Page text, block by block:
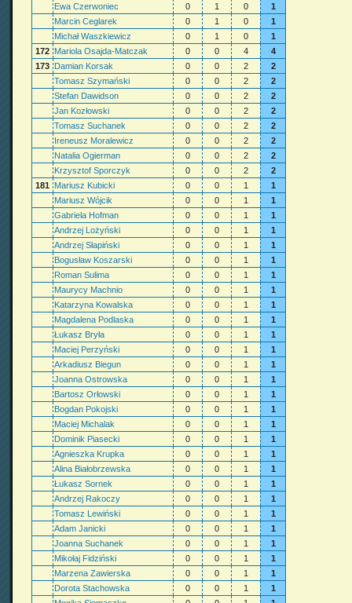
Ewa Czerwoniec
0 1 0
1
Marcin Ceglarek
0 1 0
1
Michał Waszkiewicz
0 1 0
1
172 Mariola Osajda-Matczak 0 0 4
4
173 Damian Korsak 0 0 2
2
Tomasz Szymański
0 0 2
2
Stefan Dawidson
0 0 2
2
Jan Kozłowski
0 0 2
2
Tomasz Suchanek
0 0 2
2
Ireneusz Moralewicz
0 0 2
2
Natalia Ogierman
0 0 2
2
Krzysztof Sporczyk
0 0 2
2
181
Mariusz Kubicki 0 0 1
1
Mariusz Wójcik
0 0 1
1
Gabriela Hofman
0 0 1
1
Andrzej Lożyński
0 0 1
1
Andrzej Słapiński
0 0 1
1
Bogusław Koszarski
0 0 1
1
Roman Sulima
0 0 1
1
Maurycy Machnio
0 0 1
1
Katarzyna Kowalska
0 0 1
1
Magdalena Podlaska
0 0 1
1
Łukasz Bryła
0 0 1
1
Maciej Perzyński
0 0 1
1
Arkadiusz Biegun
0 0 1
1
Joanna Ostrowska
0 0 1
1
Bartosz Orłowski
0 0 1
1
Bogdan Pokojski
0 0 1
1
Maciej Michalak
0 0 1
1
Dominik Piasecki
0 0 1
1
Agnieszka Krupka
0 0 1
1
Alina Białobrzewska
0 0 1
1
Łukasz Sornek
0 0 1
1
Andrzej Rakoczy
0 0 1
1
Tomasz Lewiński
0 0 1
1
Adam Janicki
0 0 1
1
Joanna Suchanek
0 0 1
1
Mikołaj Fidziński
0 0 1
1
Marzena Zawierska
0 0 1
1
Dorota Stachowska
0 0 1
1